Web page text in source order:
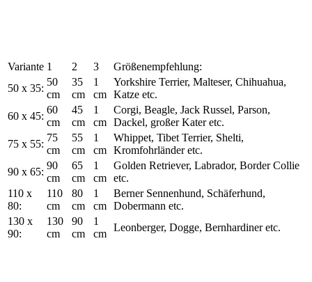
Variante 1 2 3
Größenempfehlung:
50 x 35:
50
cm
35
cm
1
cm
Yorkshire Terrier, Malteser, Chihuahua,
Katze etc.
60 x 45:
60
cm
45
cm
1
cm
Corgi, Beagle, Jack Russel, Parson,
Dackel, großer Kater etc.
75 x 55:
75
cm
55
cm
1
cm
Whippet, Tibet Terrier, Shelti,
Kromfohrländer etc.
90 x 65:
90
cm
65
cm
1
cm
Golden Retriever, Labrador, Border Collie
etc.
110 x
80:
110
cm
80
cm
1
cm
Berner Sennenhund, Schäferhund,
Dobermann etc.
130 x
90:
130
cm
90
cm
1
cm
Leonberger, Dogge, Bernhardiner etc.